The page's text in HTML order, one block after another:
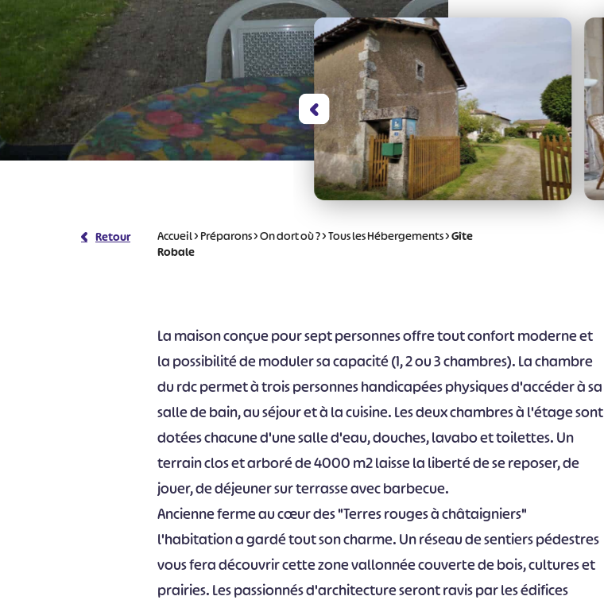
Retour Accueil>Préparons>On dort où ?>Tous les Hébergements>Gîte
Robale
La maison conçue pour sept personnes offre tout confort moderne et
la possibilité de moduler sa capacité (1, 2 ou 3 chambres). La chambre
du rdc permet à trois personnes handicapées physiques d'accéder à sa
salle de bain, au séjour et à la cuisine. Les deux chambres à l'étage sont
dotées chacune d'une salle d'eau, douches, lavabo et toilettes. Un
terrain clos et arboré de 4000 m2 laisse la liberté de se reposer, de
jouer, de déjeuner sur terrasse avec barbecue.
Ancienne ferme au cœur des "Terres rouges à châtaigniers"
l'habitation a gardé tout son charme. Un réseau de sentiers pédestres
vous fera découvrir cette zone vallonnée couverte de bois, cultures et
prairies. Les passionnés d'architecture seront ravis par les édifices